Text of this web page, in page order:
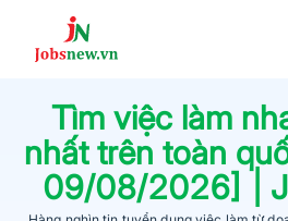
Tìm việc làm
nhất trên toàn
09/08/2026] |